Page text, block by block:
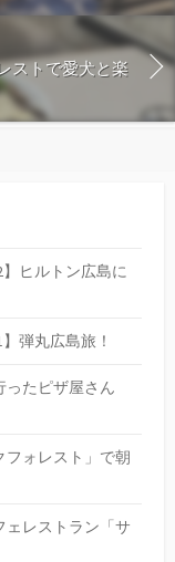
ストで愛犬と楽
】ヒルトン広島に
弾丸広島旅！
ったピザ屋さん
フォレスト」で朝
ェレストラン「サ